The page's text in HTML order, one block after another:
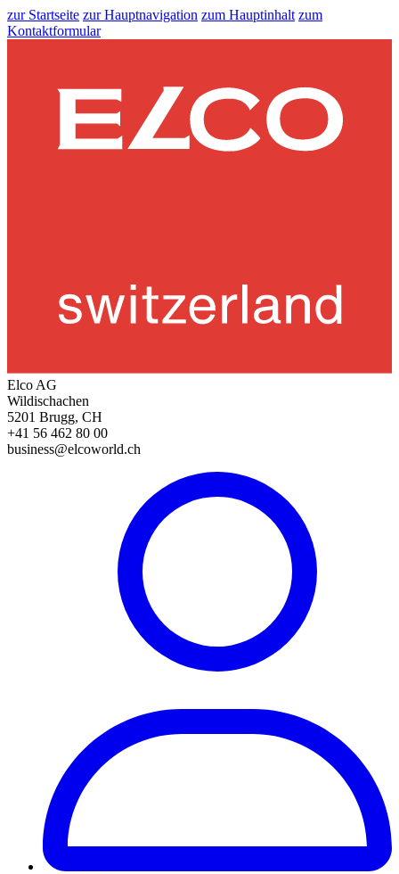
zur Startseite zur Hauptnavigation zum Hauptinhalt zum
Kontaktformular
Elco AG
Wildischachen
5201 Brugg, CH
+41 56 462 80 00
business@elcoworld.ch